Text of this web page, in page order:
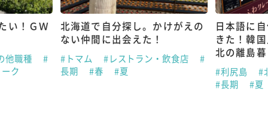
い！ＧＷ
他職種
#
ク
北海道で自分探し。かけがえの
ない仲間に出会えた！
#トマム #レストラン・飲食店
#
長期
#春 #夏
日本語に
きた！韓
北の離島
#利尻島
#
#長期
#夏